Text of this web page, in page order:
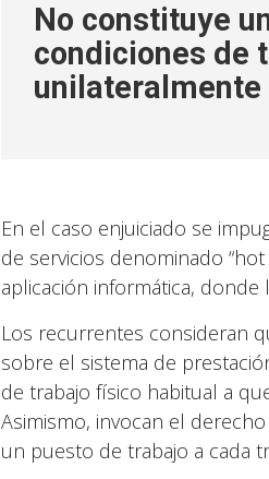
No constituye
condiciones de
unilateralmente
En el caso enjuiciado se
de servicios denominado
aplicación informática,
Los recurrentes consideran
sobre el sistema de
de trabajo físico habitual a
Asimismo, invocan el
un puesto de trabajo a cada